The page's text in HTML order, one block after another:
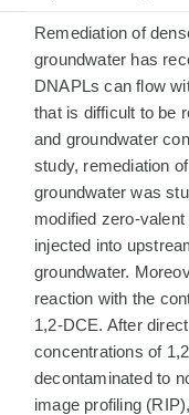
Remediation of
groundwater has
DNAPLs can flow
that is difficult to be
and groundwater
study, remediation
groundwater was
modified zero-
injected into
groundwater.
reaction with the
1,2-DCE. After
concentrations of
decontaminated to
image profiling